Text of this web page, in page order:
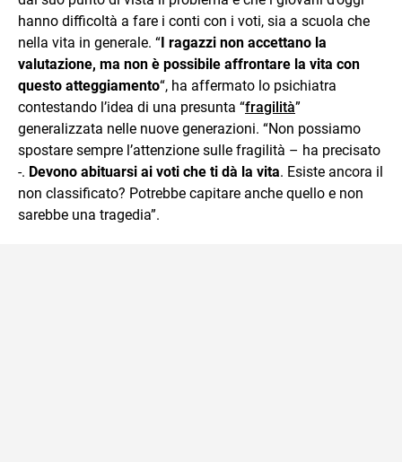
hanno difficoltà a fare i conti con i voti, sia a scuola che
nella vita in generale. “I ragazzi non accettano la
valutazione, ma non è possibile affrontare la vita con
questo atteggiamento“, ha affermato lo psichiatra
contestando l’idea di una presunta “fragilità”
generalizzata nelle nuove generazioni. “Non possiamo
spostare sempre l’attenzione sulle fragilità – ha precisato
-. Devono abituarsi ai voti che ti dà la vita. Esiste ancora il
non classificato? Potrebbe capitare anche quello e non
sarebbe una tragedia”.